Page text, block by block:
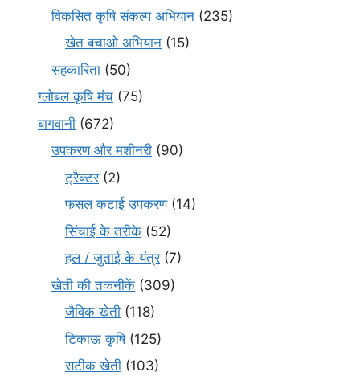
विकसित कृषि संकल्प अभियान (235)
खेत बचाओ अभियान (15)
सहकारिता (50)
ग्लोबल कृषि मंच (75)
बागवानी (672)
उपकरण और मशीनरी (90)
ट्रैक्टर(2)
फसल कटाई उपकरण(14)
सिंचाई के तरीके (52)
हल / जुताई के यंत्र(7)
खेती की तकनीकें (309)
जैविक खेती (118)
टिकाऊ कृषि(125)
सटीक खेती (103)